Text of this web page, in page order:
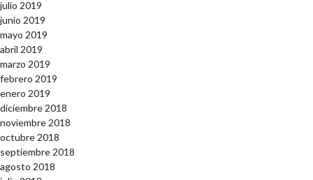
julio 2019
junio 2019
mayo 2019
abril 2019
marzo 2019
febrero 2019
enero 2019
diciembre 2018
noviembre 2018
octubre 2018
septiembre 2018
agosto 2018